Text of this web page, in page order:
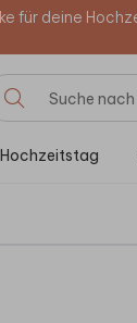
für deine
Hochzeitstag